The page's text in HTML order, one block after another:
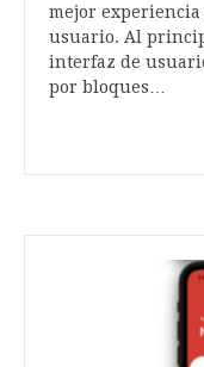
mejor
usuario. Al
interfaz de
por bloques…